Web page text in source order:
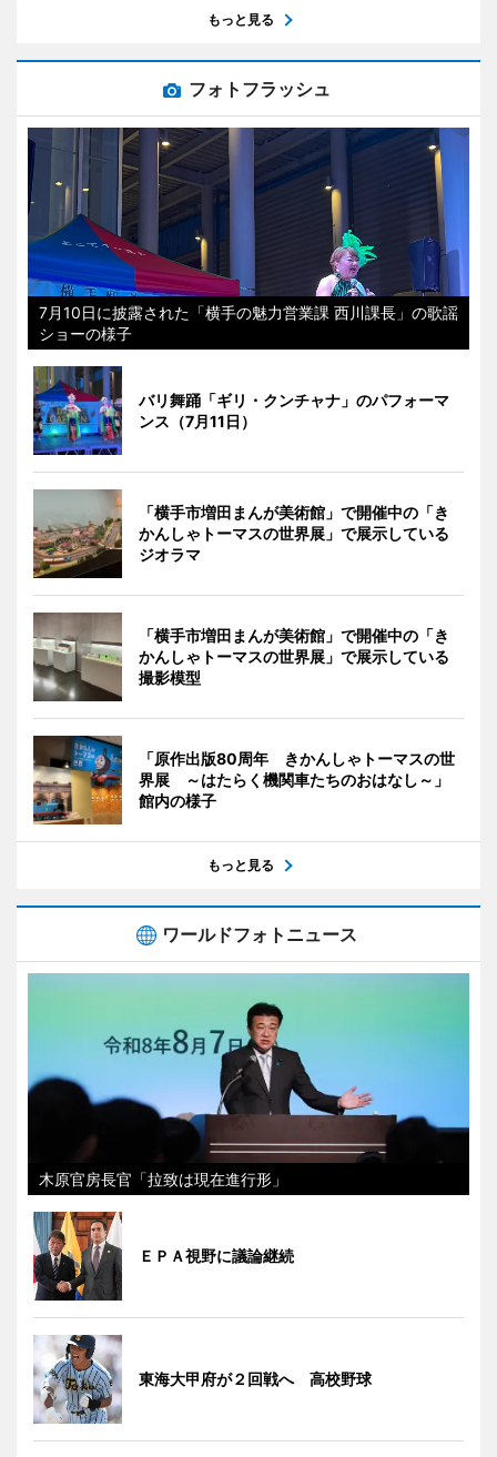
もっと見る
フォトフラッシュ
7月10日に披露された「横手の魅力営業課 西川課長」の歌謡
ショーの様子
バリ舞踊「ギリ・クンチャナ」のパフォーマ
ンス（7月11日）
「横手市増田まんが美術館」で開催中の「き
かんしゃトーマスの世界展」で展示している
ジオラマ
「横手市増田まんが美術館」で開催中の「き
かんしゃトーマスの世界展」で展示している
撮影模型
「原作出版80周年 きかんしゃトーマスの世
界展 ～はたらく機関車たちのおはなし～」
館内の様子
もっと見る
ワールドフォトニュース
木原官房長官「拉致は現在進行形」
ＥＰＡ視野に議論継続
東海大甲府が２回戦へ 高校野球